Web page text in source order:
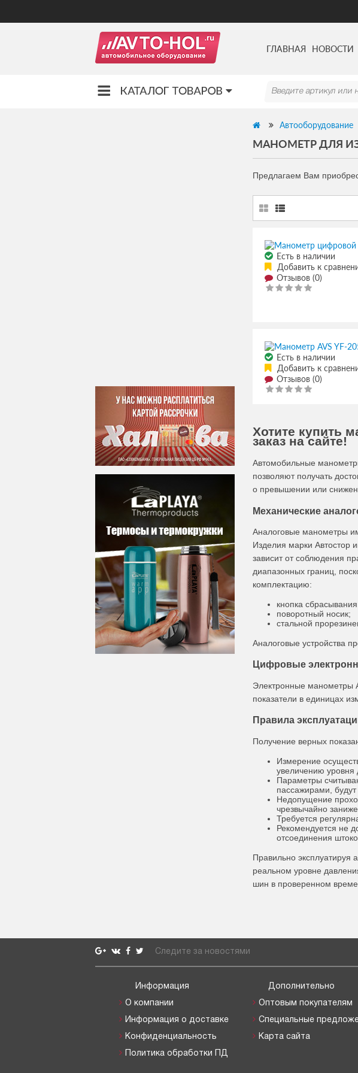
ГЛАВНАЯ НОВОСТИ
Автооборудование
МАНОМЕТР ДЛЯ
Предлагаем Вам
Есть в наличии
Добавить к
Отзывов (0)
Есть в наличии
Добавить к
Отзывов (0)
Хотите купить
заказ на сайте!
Автомобильные
позволяют получать
о превышении или
Механические
Аналоговые манометры
Изделия марки Автостор
зависит от соблюдения
диапазонных границ,
комплектацию:
кнопка
поворотный носик;
стальной
Аналоговые устройства
Цифровые
Электронные манометры
показатели в единицах
Правила
Получение верных
Измерение
увеличению уровня
Параметры
пассажирами,
Недопущение
чрезвычайно
Требуется
Рекомендуется не
отсоединения
Правильно эксплуатируя
реальном уровне
шин в проверенном
Следите за новостями
Информация
О компании
Информация о доставке
Конфиденциальность
Политика обработки ПД
Дополнительно
Оптовым покупателям
Специальные
Карта сайта